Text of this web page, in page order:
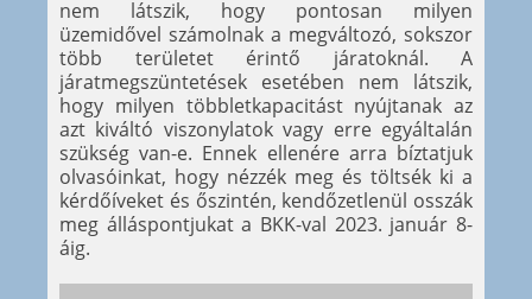
nem látszik, hogy pontosan milyen
üzemidővel számolnak a megváltozó, sokszor
több területet érintő járatoknál. A
járatmegszüntetések esetében nem látszik,
hogy milyen többletkapacitást nyújtanak az
azt kiváltó viszonylatok vagy erre egyáltalán
szükség van-e. Ennek ellenére arra bíztatjuk
olvasóinkat, hogy nézzék meg és töltsék ki a
kérdőíveket és őszintén, kendőzetlenül osszák
meg álláspontjukat a BKK-val 2023. január 8-
áig.